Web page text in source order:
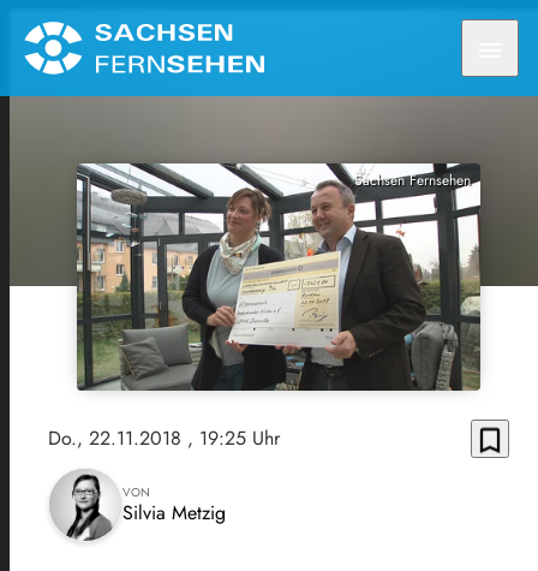
Sachsen Fernsehen
Do., 22.11.2018 , 19:25 Uhr bookmark_border
VON
Silvia Metzig